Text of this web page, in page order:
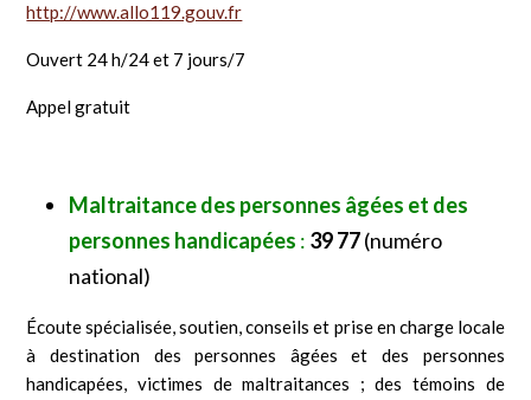
http://www.allo119.gouv.fr
Ouvert 24 h/24 et 7 jours/7
Appel gratuit
Maltraitance des personnes âgées et des
personnes handicapées : 39 77(numéro
national)
Écoute spécialisée, soutien, conseils et prise en charge locale
à destination des personnes âgées et des personnes
handicapées, victimes de maltraitances ; des témoins de